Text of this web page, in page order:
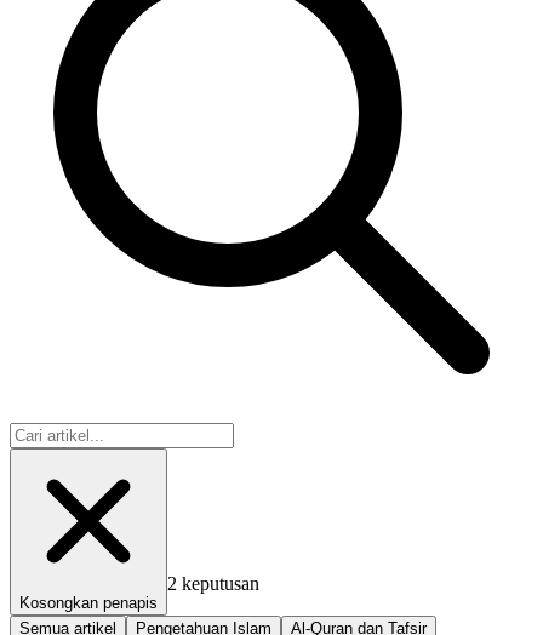
Kosongkan penapis
2 keputusan
Semua artikel Pengetahuan Islam
Al-Quran dan Tafsir